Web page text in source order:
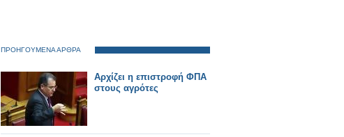
ΠΡΟΗΓΟΥΜΕΝΑ ΑΡΘΡΑ
Αρχίζει η επιστροφή ΦΠΑ
στους αγρότες